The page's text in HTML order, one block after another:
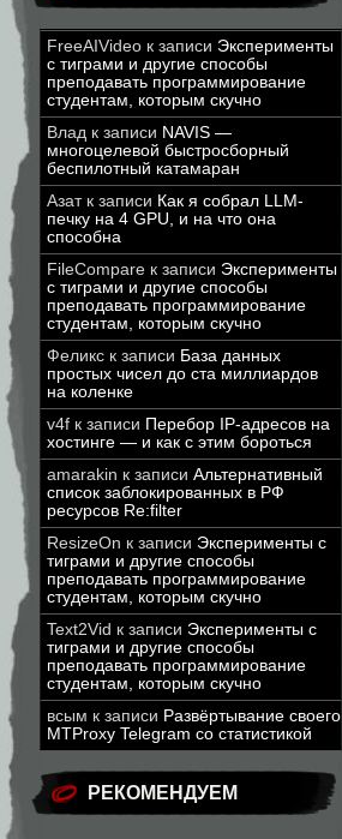
FreeAIVideo к записи Эксперименты
с тиграми и другие способы
преподавать программирование
студентам, которым скучно
Влад к записи NAVIS —
многоцелевой быстросборный
беспилотный катамаран
Азатк записи Как я собрал LLM-
печку на 4 GPU, и на что она
способна
FileCompare к записи Эксперименты
с тиграми и другие способы
преподавать программирование
студентам, которым скучно
Феликс к записи База данных
простых чисел до ста миллиардов
на коленке
v4f к записи Перебор IP-адресов на
хостинге — и как с этим бороться
amarakin к записи Альтернативный
список заблокированных в РФ
ресурсов Re:filter
ResizeOn к записи Эксперименты с
тиграми и другие способы
преподавать программирование
студентам, которым скучно
Text2Vid к записи Эксперименты с
тиграми и другие способы
преподавать программирование
студентам, которым скучно
всым к записи Развёртывание своего
MTProxy Telegram со статистикой
РЕКОМЕНДУЕМ